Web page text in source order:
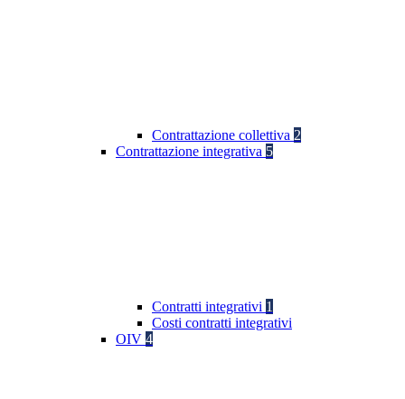
Contrattazione collettiva 2
Contrattazione integrativa 5
Contratti integrativi 1
Costi contratti integrativi
OIV 4